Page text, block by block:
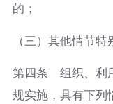
的；
（三）其他情节特
第四条 组织、利
规实施，具有下列